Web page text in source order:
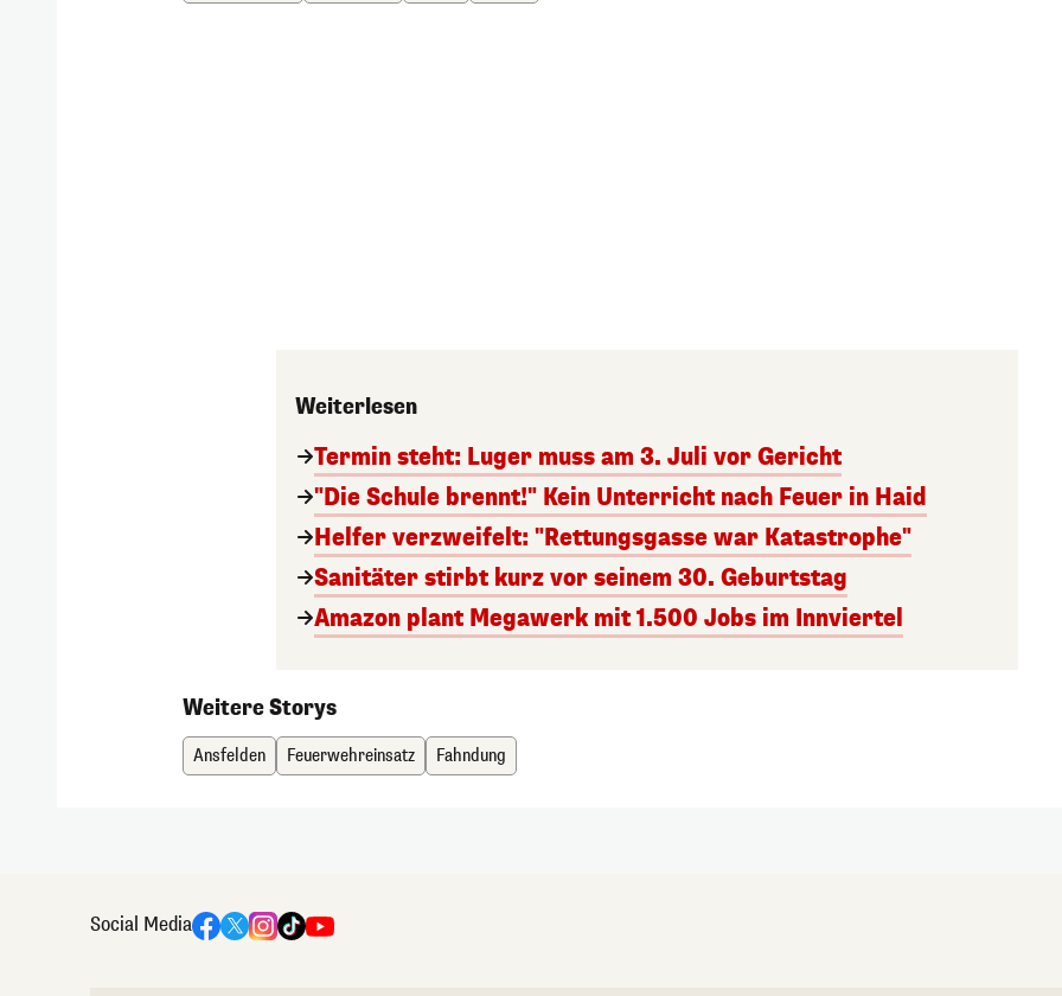
Weiterlesen
Termin steht: Luger muss am 3. Juli vor Gericht
"Die Schule brennt!" Kein Unterricht nach Feuer in Haid
Helfer verzweifelt: "Rettungsgasse war Katastrophe"
Sanitäter stirbt kurz vor seinem 30. Geburtstag
Amazon plant Megawerk mit 1.500 Jobs im Innviertel
Weitere Storys
Ansfelden Feuerwehreinsatz Fahndung
Social Media